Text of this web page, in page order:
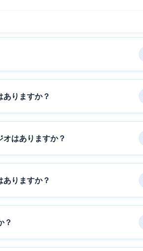
りますか？
はありますか？
りますか？
？